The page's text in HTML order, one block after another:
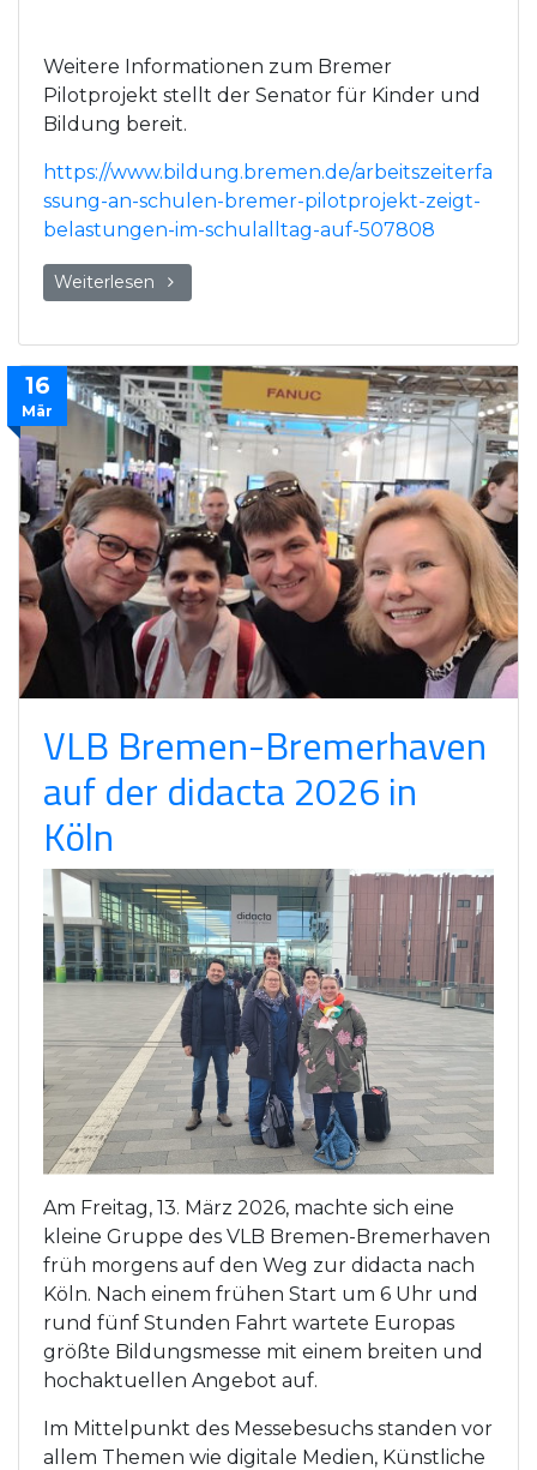
Weitere Informationen zum Bremer
Pilotprojekt stellt der Senator für Kinder und
Bildung bereit.
https://www.bildung.bremen.de/arbeitszeiterfa
ssung-an-schulen-bremer-pilotprojekt-zeigt-
belastungen-im-schulalltag-auf-507808
Weiterlesen
16
Mär
VLB Bremen-Bremerhaven
auf der didacta 2026 in
Köln
Am Freitag, 13. März 2026, machte sich eine
kleine Gruppe des VLB Bremen-Bremerhaven
früh morgens auf den Weg zur didacta nach
Köln. Nach einem frühen Start um 6 Uhr und
rund fünf Stunden Fahrt wartete Europas
größte Bildungsmesse mit einem breiten und
hochaktuellen Angebot auf.
Im Mittelpunkt des Messebesuchs standen vor
allem Themen wie digitale Medien, Künstliche